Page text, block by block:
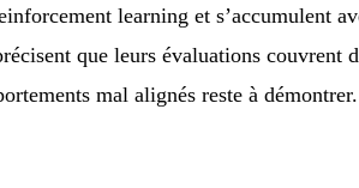
learning et s’accumulent
que leurs évaluations couvrent
mal alignés reste à démontrer.